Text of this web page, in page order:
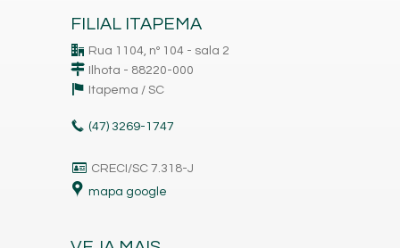
FILIAL ITAPEMA
Rua 1104, nº 104 - sala 2
Ilhota - 88220-000
Itapema / SC
(47) 3269-1747
CRECI/SC 7.318-J
mapa google